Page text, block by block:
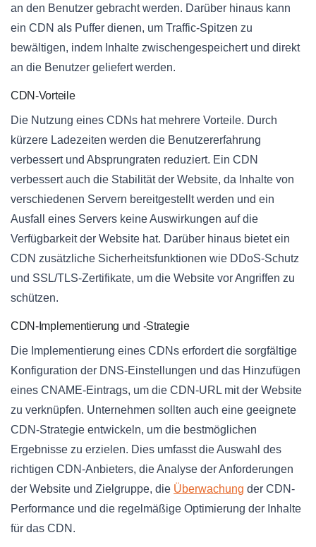
an den Benutzer gebracht werden. Darüber hinaus kann
ein CDN als Puffer dienen, um Traffic-Spitzen zu
bewältigen, indem Inhalte zwischengespeichert und direkt
an die Benutzer geliefert werden.
CDN-Vorteile
Die Nutzung eines CDNs hat mehrere Vorteile. Durch
kürzere Ladezeiten werden die Benutzererfahrung
verbessert und Absprungraten reduziert. Ein CDN
verbessert auch die Stabilität der Website, da Inhalte von
verschiedenen Servern bereitgestellt werden und ein
Ausfall eines Servers keine Auswirkungen auf die
Verfügbarkeit der Website hat. Darüber hinaus bietet ein
CDN zusätzliche Sicherheitsfunktionen wie DDoS-Schutz
und SSL/TLS-Zertifikate, um die Website vor Angriffen zu
schützen.
CDN-Implementierung und -Strategie
Die Implementierung eines CDNs erfordert die sorgfältige
Konfiguration der DNS-Einstellungen und das Hinzufügen
eines CNAME-Eintrags, um die CDN-URL mit der Website
zu verknüpfen. Unternehmen sollten auch eine geeignete
CDN-Strategie entwickeln, um die bestmöglichen
Ergebnisse zu erzielen. Dies umfasst die Auswahl des
richtigen CDN-Anbieters, die Analyse der Anforderungen
der Website und Zielgruppe, die Überwachung der CDN-
Performance und die regelmäßige Optimierung der Inhalte
für das CDN.